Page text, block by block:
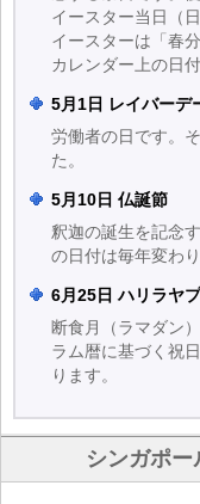
イースター当日（
イースターは「春
カレンダー上の日
5月1日 レイバーデ
労働者の日です。
た。
5月10日 仏誕節
釈迦の誕生を記念
の日付は毎年変わり
6月25日 ハリラヤ
断食月（ラマダン
ラム暦に基づく祝
ります。
シンガポー